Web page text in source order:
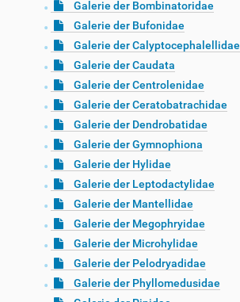
Galerie der Bombinatoridae
Galerie der Bufonidae
Galerie der Calyptocephalellidae
Galerie der Caudata
Galerie der Centrolenidae
Galerie der Ceratobatrachidae
Galerie der Dendrobatidae
Galerie der Gymnophiona
Galerie der Hylidae
Galerie der Leptodactylidae
Galerie der Mantellidae
Galerie der Megophryidae
Galerie der Microhylidae
Galerie der Pelodryadidae
Galerie der Phyllomedusidae